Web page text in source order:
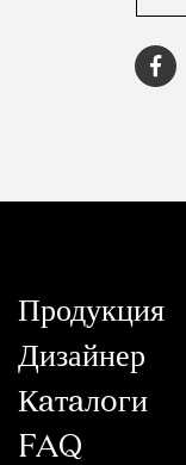
Продукция
Дизайнер
Кaтaлoги
FAQ